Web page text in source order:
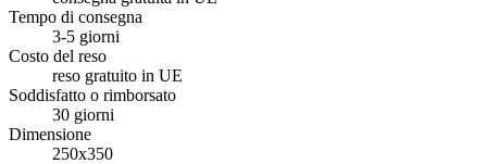
Tempo di consegna
3-5 giorni
Costo del reso
reso gratuito in UE
Soddisfatto o rimborsato
30 giorni
Dimensione
250x350